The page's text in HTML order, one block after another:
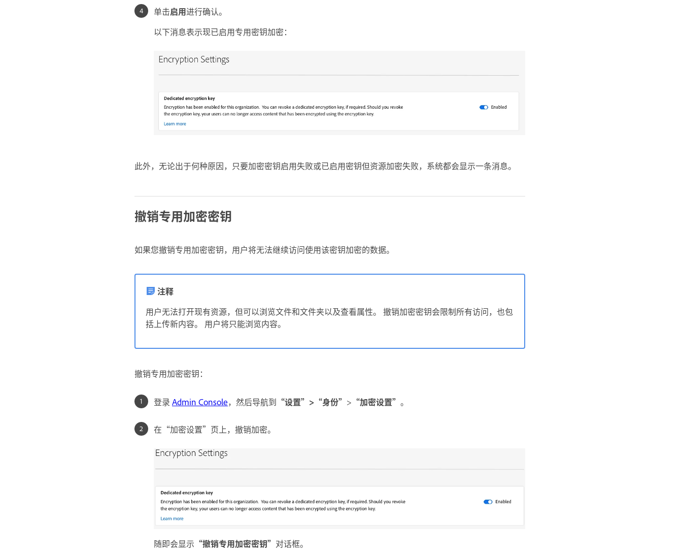
单击启用进行确认。
以下消息表示现已启用专用密钥加密：
此外，无论出于何种原因，只要加密密钥启用失败或已启用密钥但资源加密失败，系统都会显示一条消息。
撤销专用加密密钥
如果您撤销专用加密密钥，用户将无法继续访问使用该密钥加密的数据。
注释
用户无法打开现有资源，但可以浏览文件和文件夹以及查看属性。 撤销加密密钥会限制所有访问，也包
括上传新内容。 用户将只能浏览内容。
撤销专用加密密钥：
登录 Admin Console，然后导航到 “设置”>“身份” > “加密设置” 。
在“加密设置”页上，撤销加密。
随即会显示 “撤销专用加密密钥” 对话框。